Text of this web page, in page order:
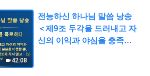
42:08
전능하신 하나님 말씀 낭송
＜제9조 두각을 드러내고 자
신의 이익과 야심을 충족하